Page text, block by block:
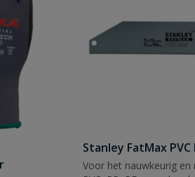
Stanley FatMax
Voor het nauwkeurig en